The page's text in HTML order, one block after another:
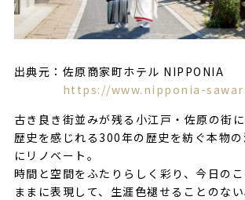
出典元：佐原商家町ホテル NIPPONIA
https://www.nipponia-
古き良き街並みが残る小江戸・佐原の街
歴史を感じれる300年の歴史を紡ぐ本物
にリノベート。
時間と空間をふたりらしく彩り、今日の
ままに表現して、生涯色褪せることのな